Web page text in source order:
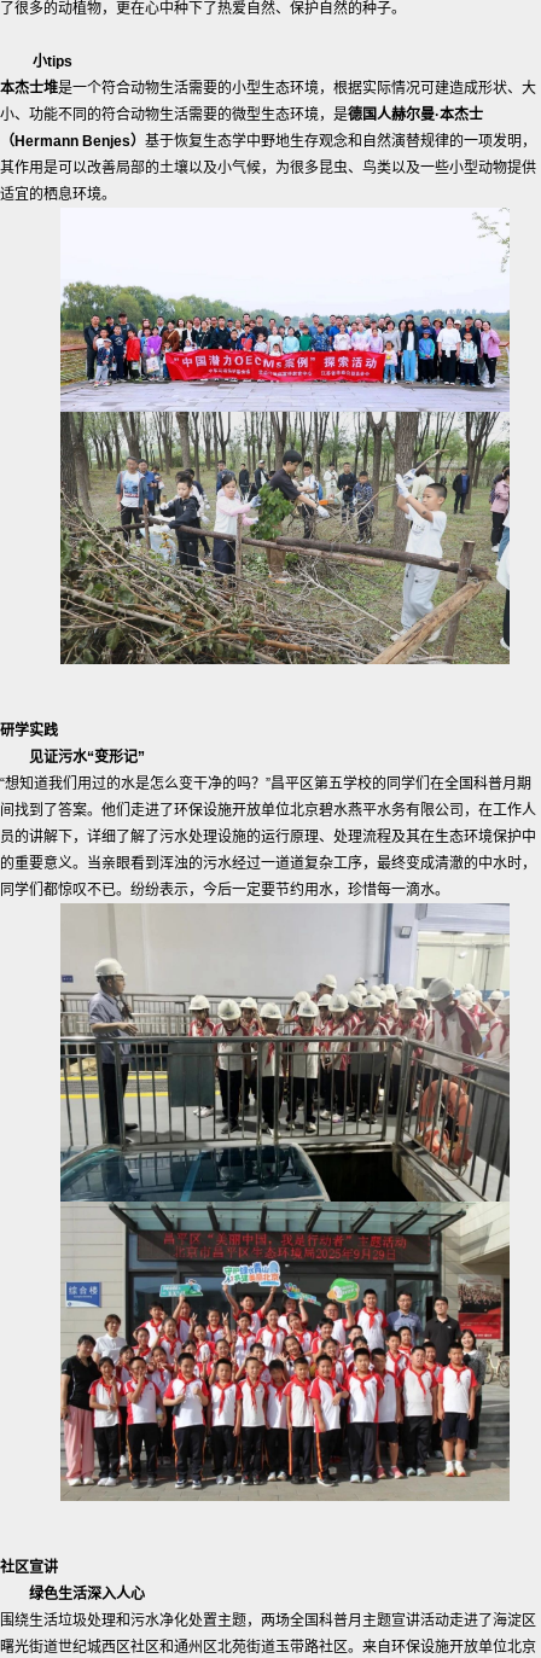
了很多的动植物，更在心中种下了热爱自然、保护自然的种子。
小tips
本杰士堆是一个符合动物生活需要的小型生态环境，根据实际情况可建造成形状、大
小、功能不同的符合动物生活需要的微型生态环境，是德国人赫尔曼·本杰士
（Hermann Benjes） 基于恢复生态学中野地生存观念和自然演替规律的一项发明，
其作用是可以改善局部的土壤以及小气候，为很多昆虫、鸟类以及一些小型动物提供
适宜的栖息环境。
研学实践
见证污水“变形记”
“想知道我们用过的水是怎么变干净的吗？”昌平区第五学校的同学们在全国科普月期
间找到了答案。他们走进了环保设施开放单位北京碧水燕平水务有限公司，在工作人
员的讲解下，详细了解了污水处理设施的运行原理、处理流程及其在生态环境保护中
的重要意义。当亲眼看到浑浊的污水经过一道道复杂工序，最终变成清澈的中水时，
同学们都惊叹不已。纷纷表示，今后一定要节约用水，珍惜每一滴水。
社区宣讲
绿色生活深入人心
围绕生活垃圾处理和污水净化处置主题，两场全国科普月主题宣讲活动走进了海淀区
曙光街道世纪城西区社区和通州区北苑街道玉带路社区。来自环保设施开放单位北京